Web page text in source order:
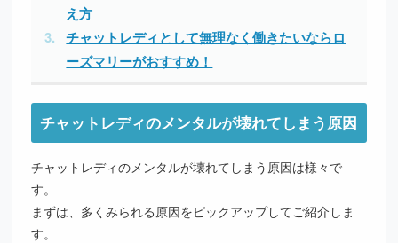
え方
チャットレディとして無理なく働きたいならロ
ーズマリーがおすすめ！
チャットレディのメンタルが壊れてしまう原因
チャットレディのメンタルが壊れてしまう原因は様々で
す。
まずは、多くみられる原因をピックアップしてご紹介しま
す。